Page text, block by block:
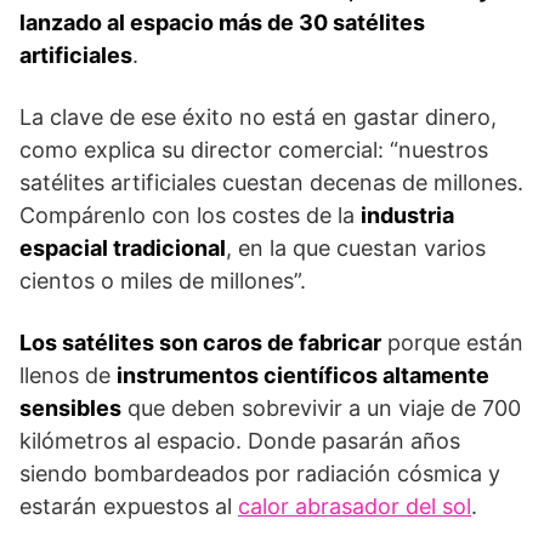
lanzado al espacio más de 30 satélites
artificiales.
La clave de ese éxito no está en gastar dinero,
como explica su director comercial: “nuestros
satélites artificiales cuestan decenas de millones.
Compárenlo con los costes de la industria
espacial tradicional, en la que cuestan varios
cientos o miles de millones”.
Los satélites son caros de fabricar porque están
llenos de instrumentos científicos altamente
sensibles que deben sobrevivir a un viaje de 700
kilómetros al espacio. Donde pasarán años
siendo bombardeados por radiación cósmica y
estarán expuestos al calor abrasador del sol.